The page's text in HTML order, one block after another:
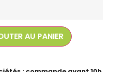
AU PANIER